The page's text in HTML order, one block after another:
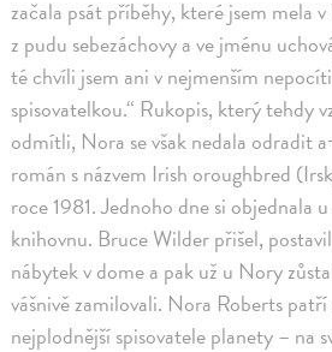
začala psát příběhy, které jsem mela
z pudu sebezáchovy a ve jménu
té chvíli jsem ani v nejmenším
spisovatelkou.“ Rukopis, který tehdy
odmítli, Nora se však nedala odradit
román s názvem Irish oroughbred
roce 1981. Jednoho dne si objednala
knihovnu. Bruce Wilder přišel,
nábytek v dome a pak už u Nory
vášnivě zamilovali. Nora Roberts patří
nejplodnější spisovatele planety – na